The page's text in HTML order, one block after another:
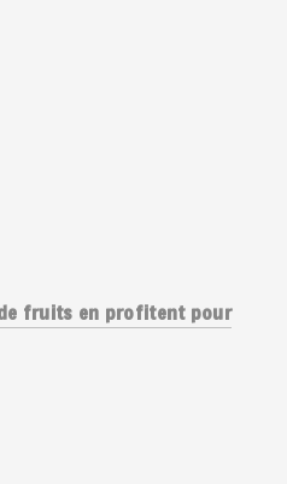
fruits en profitent pour